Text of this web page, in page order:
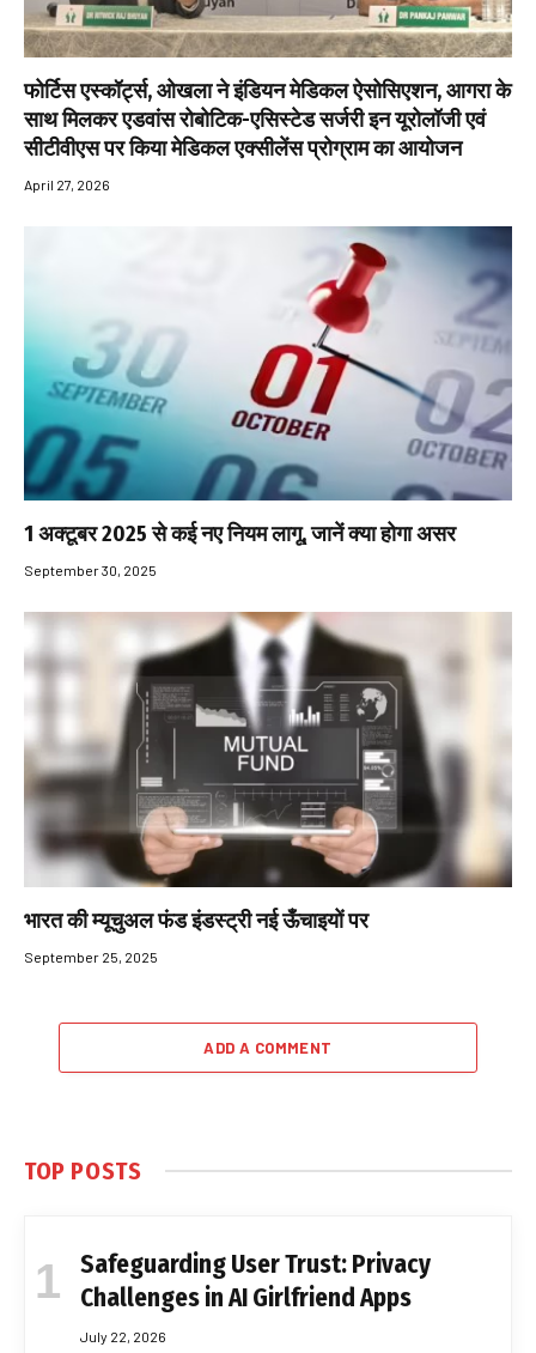
फोर्टिस एस्कॉर्ट्स, ओखला ने इंडियन मेडिकल ऐसोसिएशन, आगरा के
साथ मिलकर एडवांस रोबोटिक-एसिस्टेड सर्जरी इन यूरोलॉजी एवं
सीटीवीएस पर किया मेडिकल एक्सीलेंस प्रोग्राम का आयोजन
April 27, 2026
1 अक्टूबर 2025 से कई नए नियम लागू, जानें क्या होगा असर
September 30, 2025
भारत की म्यूचुअल फंड इंडस्ट्री नई ऊँचाइयों पर
September 25, 2025
ADD A COMMENT
TOP POSTS
Safeguarding User Trust: Privacy
Challenges in AI Girlfriend Apps
July 22, 2026